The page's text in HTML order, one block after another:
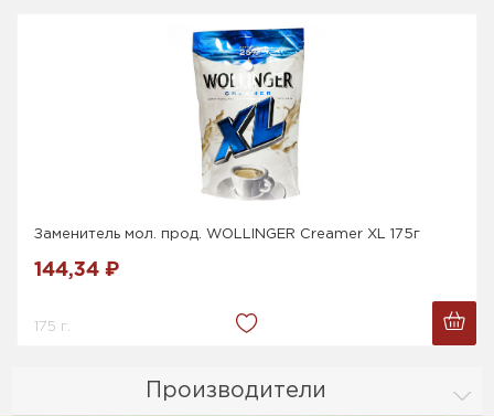
Производители
Заменитель мол. прод. WOLLINGER Creamer XL 175г
144,34 ₽
175 г.